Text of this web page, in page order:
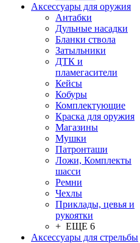
Аксессуары для оружия
Антабки
Дульные насадки
Бланки ствола
Затыльники
ДТК и
пламегасители
Кейсы
Кобуры
Комплектующие
Краска для оружия
Магазины
Мушки
Патронташи
Ложи, Комплекты
шасси
Ремни
Чехлы
Приклады, цевья и
рукоятки
+ ЕЩЕ 6
Аксессуары для стрельбы